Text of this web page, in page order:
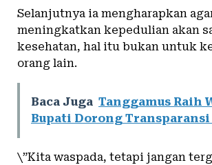
Selanjutnya ia mengharapkan
meningkatkan kepedulian akan
kesehatan, hal itu bukan untuk
orang lain.
Baca Juga Tanggamus Raih
Bupati Dorong Transparansi
\”Kita waspada, tetapi jangan